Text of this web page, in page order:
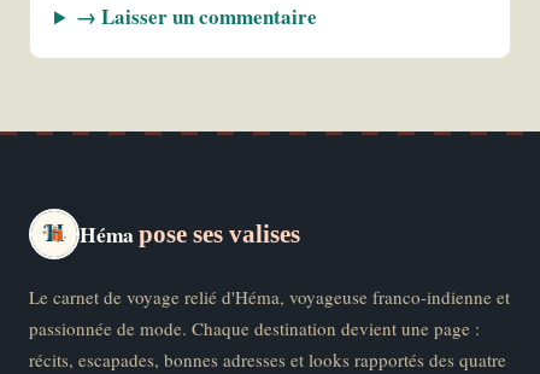
→ Laisser un commentaire
Hémapose ses valises
Le carnet de voyage relié d'Héma, voyageuse franco-indienne et
passionnée de mode. Chaque destination devient une page :
récits, escapades, bonnes adresses et looks rapportés des quatre